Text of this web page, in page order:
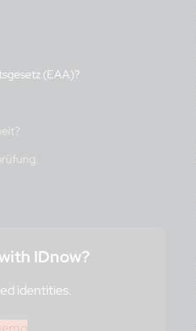
(EAA)?
IDnow?
identities.